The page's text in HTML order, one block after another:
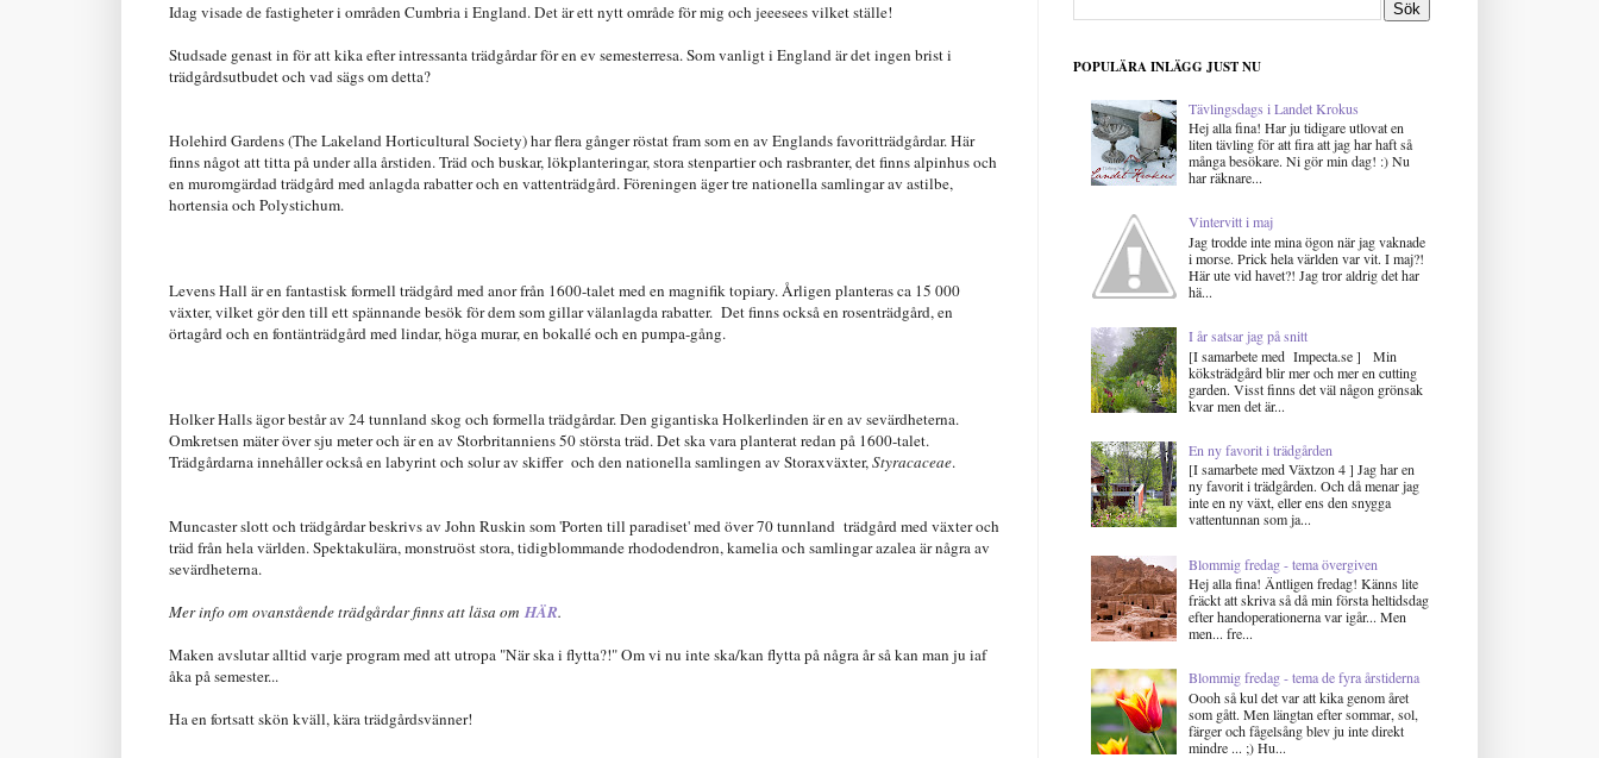
Idag visade de fastigheter i områden Cumbria i England. Det är ett nytt område för mig och jeeesees vilket ställe!
Studsade genast in för att kika efter intressanta trädgårdar för en ev semesterresa. Som vanligt i England är det ingen brist i
trädgårdsutbudet och vad sägs om detta?
Holehird Gardens (The Lakeland Horticultural Society) har flera gånger röstat fram som en av Englands favoritträdgårdar. Här
finns något att titta på under alla årstiden. Träd och buskar, lökplanteringar, stora stenpartier och rasbranter, det finns alpinhus och
en muromgärdad trädgård med anlagda rabatter och en vattenträdgård. Föreningen äger tre nationella samlingar av astilbe,
hortensia och Polystichum.
Levens Hall är en fantastisk formell trädgård med anor från 1600-talet med en magnifik topiary. Årligen planteras ca 15 000
växter, vilket gör den till ett spännande besök för dem som gillar välanlagda rabatter. Det finns också en rosenträdgård, en
örtagård och en fontänträdgård med lindar, höga murar, en bokallé och en pumpa-gång.
Holker Halls ägor består av 24 tunnland skog och formella trädgårdar. Den gigantiska Holkerlinden är en av sevärdheterna.
Omkretsen mäter över sju meter och är en av Storbritanniens 50 största träd. Det ska vara planterat redan på 1600-talet.
Trädgårdarna innehåller också en labyrint och solur av skiffer och den nationella samlingen av Storaxväxter,Styracaceae.
Muncaster slott och trädgårdar beskrivs av John Ruskin som 'Porten till paradiset' med över 70 tunnland trädgård med växter och
träd från hela världen. Spektakulära, monstruöst stora, tidigblommande rhododendron, kamelia och samlingar azalea är några av
sevärdheterna.
Mer info om ovanstående trädgårdar finns att läsa om HÄR.
Maken avslutar alltid varje program med att utropa "När ska i flytta?!" Om vi nu inte ska/kan flytta på några år så kan man ju iaf
åka på semester...
Ha en fortsatt skön kväll, kära trädgårdsvänner!
POPULÄRA INLÄGG JUST NU
Tävlingsdags i Landet Krokus
Hej alla fina! Har ju tidigare utlovat en
liten tävling för att fira att jag har haft så
många besökare. Ni gör min dag! :) Nu
har räknare...
Vintervitt i maj
Jag trodde inte mina ögon när jag vaknade
i morse. Prick hela världen var vit. I maj?!
Här ute vid havet?! Jag tror aldrig det har
hä...
I år satsar jag på snitt
[I samarbete med Impecta.se ] Min
köksträdgård blir mer och mer en cutting
garden. Visst finns det väl någon grönsak
kvar men det är...
En ny favorit i trädgården
[I samarbete med Växtzon 4 ] Jag har en
ny favorit i trädgården. Och då menar jag
inte en ny växt, eller ens den snygga
vattentunnan som ja...
Blommig fredag - tema övergiven
Hej alla fina! Äntligen fredag! Känns lite
fräckt att skriva så då min första heltidsdag
efter handoperationerna var igår... Men
men... fre...
Blommig fredag - tema de fyra årstiderna
Oooh så kul det var att kika genom året
som gått. Men längtan efter sommar, sol,
färger och fågelsång blev ju inte direkt
mindre ... ;) Hu...